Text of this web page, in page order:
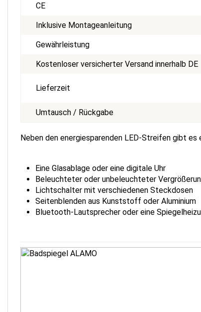
CE
Inklusive Montageanleitung
Gewährleistung
Kostenloser versicherter Versand innerhalb DE
Lieferzeit
Umtausch / Rückgabe
Neben den energiesparenden LED-Streifen gibt
Eine Glasablage oder eine digitale Uhr
Beleuchteter oder unbeleuchteter
Lichtschalter mit verschiedenen Steckdosen
Seitenblenden aus Kunststoff oder Aluminium
Bluetooth-Lautsprecher oder eine